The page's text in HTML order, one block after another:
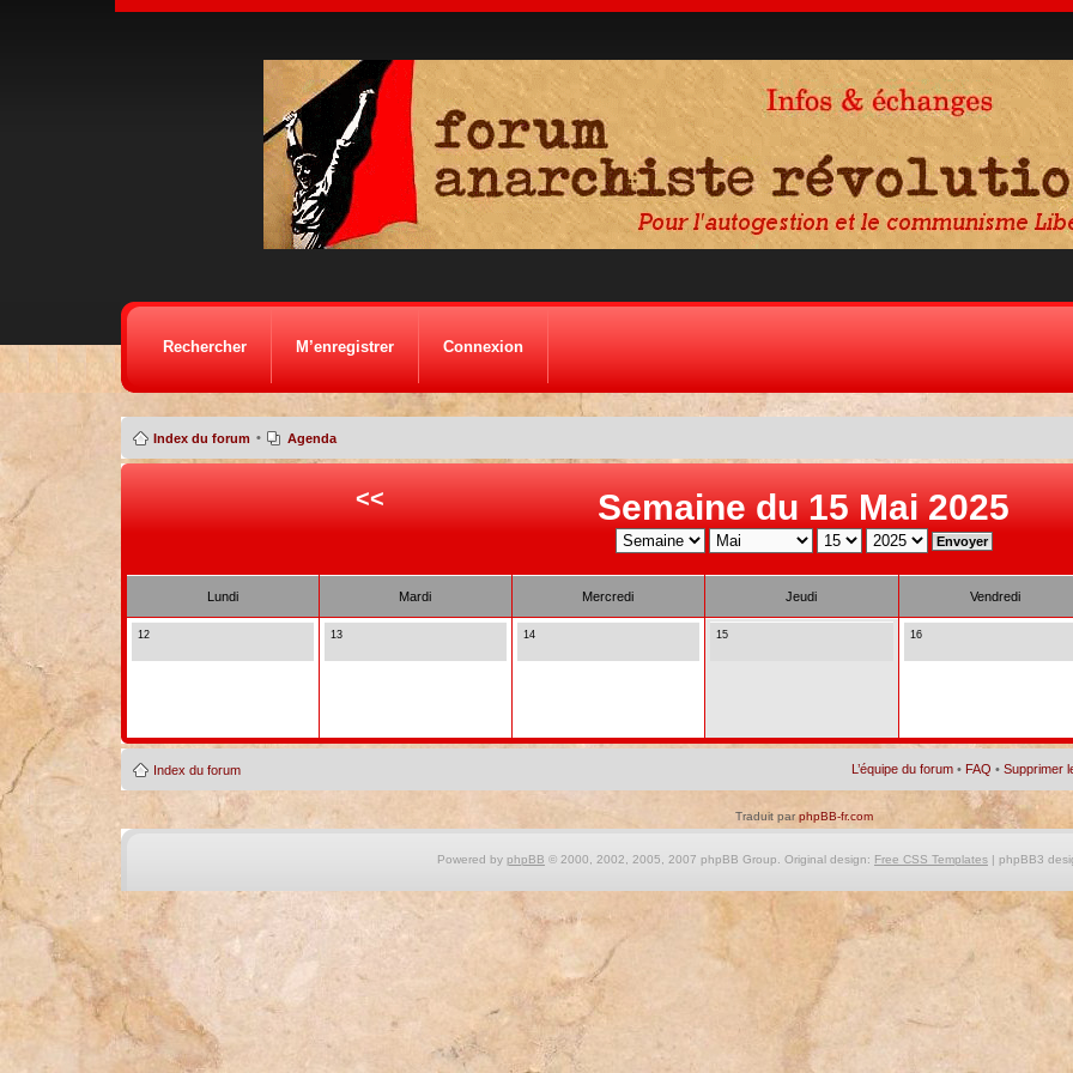
Rechercher M’enregistrer Connexion
Index du forum • Agenda
<< Semaine du 15 Mai 2025
Lundi Mardi Mercredi Jeudi Vendredi
12 13 14 15 16
Index du forum L’équipe du forum • FAQ •Supprimer
Traduit parphpBB-fr.com
Powered by phpBB © 2000, 2002, 2005, 2007 phpBB Group. Original design: Free CSS Templates| phpBB3